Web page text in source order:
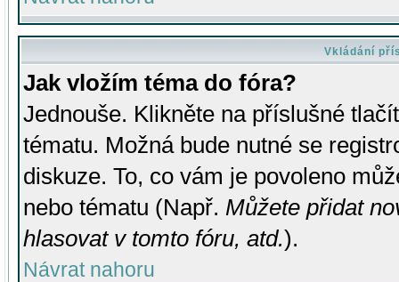
Vkládání
Jak vložím téma do fóra?
Jednouše. Klikněte na příslušné
tématu. Možná bude nutné se
diskuze. To, co vám je povoleno
nebo tématu (Např. Můžete přidat
hlasovat v tomto fóru, atd.).
Návrat nahoru